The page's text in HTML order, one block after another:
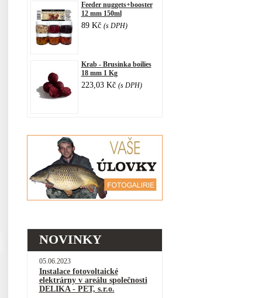
Feeder nuggets+booster
12 mm 150ml
89 Kč (s DPH)
Krab - Brusinka boilies
18 mm 1 Kg
223,03 Kč (s DPH)
NOVINKY
05.06.2023
Instalace fotovoltaické
elektrárny v areálu společnosti
DELIKA - PET, s.r.o.